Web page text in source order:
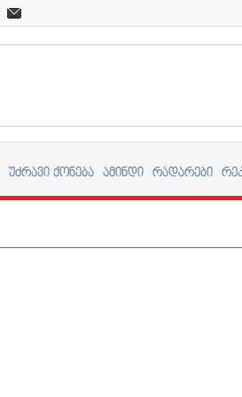
უძრავი ქონება ამინდი რადარები